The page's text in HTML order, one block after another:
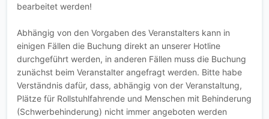
bearbeitet werden!
Abhängig von den Vorgaben des Veranstalters kann in
einigen Fällen die Buchung direkt an unserer Hotline
durchgeführt werden, in anderen Fällen muss die Buchung
zunächst beim Veranstalter angefragt werden. Bitte habe
Verständnis dafür, dass, abhängig von der Veranstaltung,
Plätze für Rollstuhlfahrende und Menschen mit Behinderung
(Schwerbehinderung) nicht immer angeboten werden